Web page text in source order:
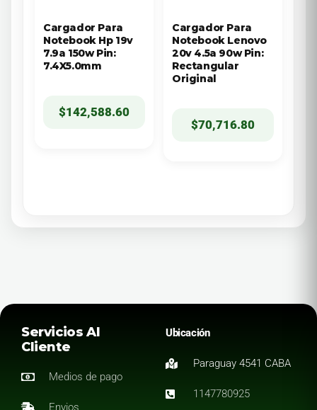
Cargador Para
Notebook Hp 19v
7.9a 150w Pin:
7.4X5.0mm
$142,588.60
Cargador Para
Notebook Lenovo
20v 4.5a 90w Pin:
Rectangular
Original
$70,716.80
Servicios Al
Cliente
Medios de pago
Envios
Ubicación
Paraguay 4541 CABA
1147780925